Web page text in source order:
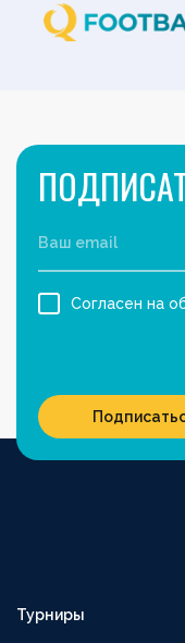
Турниры
Согласен на